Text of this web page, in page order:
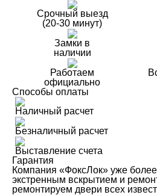
Срочный выезд
(20-30 минут)
Замки в
наличии
Работаем
официально
Способы оплаты
Наличный расчет
Безналичный расчет
Выставление счета
Гарантия
Компания «ФоксЛок» уже
экстренным вскрытием и
ремонтируем двери всех